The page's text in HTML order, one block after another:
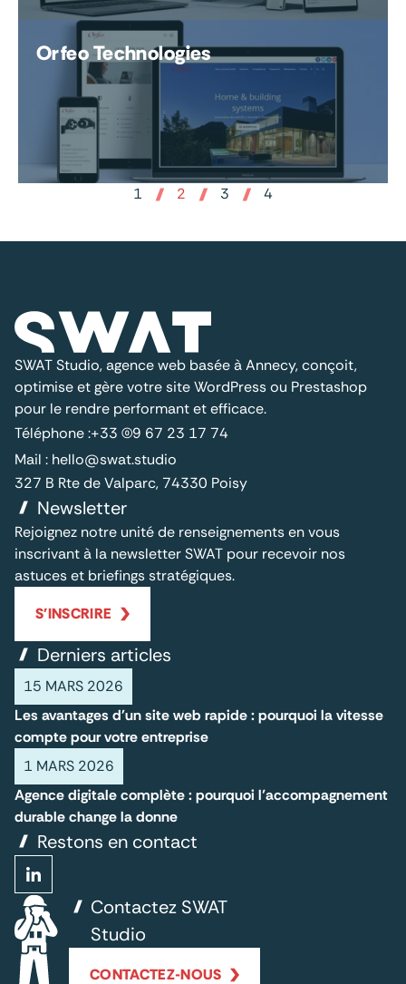
Orfeo Technologies
1 2 3 4
SWAT Studio, agence web basée à Annecy, conçoit,
optimise et gère votre site WordPress ou Prestashop
pour le rendre performant et efficace.
Téléphone :+33 (0)9 67 23 17 74
Mail : hello@swat.studio
327 B Rte de Valparc, 74330 Poisy
Newsletter
Rejoignez notre unité de renseignements en vous
inscrivant à la newsletter SWAT pour recevoir nos
astuces et briefings stratégiques.
S'INSCRIRE
Derniers articles
15 MARS 2026
Les avantages d'un site web rapide : pourquoi la vitesse
compte pour votre entreprise
1 MARS 2026
Agence digitale complète : pourquoi l’accompagnement
durable change la donne
Restons en contact
Contactez SWAT
Studio
CONTACTEZ-NOUS